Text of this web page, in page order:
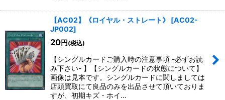
【AC02】《ロイヤル・ストレート》 [AC02-
JP002]
20円 (税込)
【シングルカードご購入時の注意事項 -必ずお読
み下さい- 】【シングルカードの状態について】
画像は見本です。シングルカードに関しましては
店頭買取にて良品のみを出品させて頂いておりま
すが、初期キズ・ホイ…